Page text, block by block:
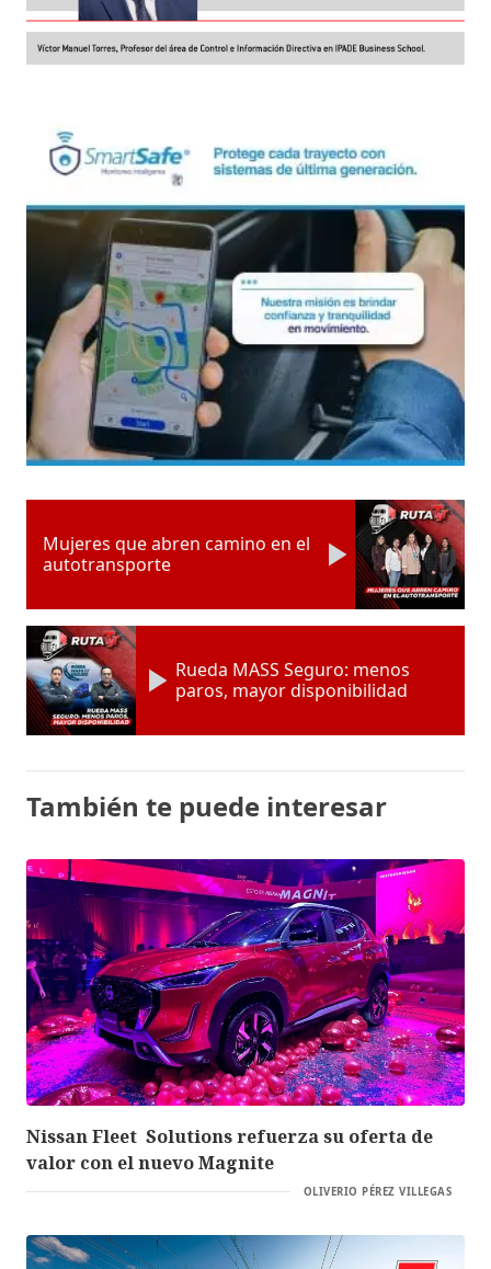
Mujeres que abren camino en el
autotransporte
Rueda MASS Seguro: menos
paros, mayor disponibilidad
También te puede interesar
Nissan Fleet Solutions refuerza su oferta de
valor con el nuevo Magnite
OLIVERIO PÉREZ VILLEGAS